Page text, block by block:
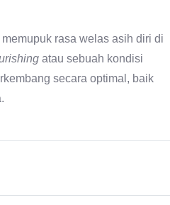
rasa welas asih diri di
atau sebuah kondisi
secara optimal, baik